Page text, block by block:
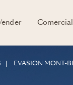
Comercial
EVASION MONT-